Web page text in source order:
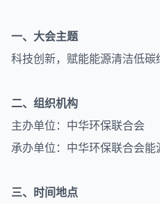
一、大会主题
科技创新，赋能能源清洁低碳
二、组织机构
主办单位：中华环保联合会
承办单位：中华环保联合会
三、时间地点